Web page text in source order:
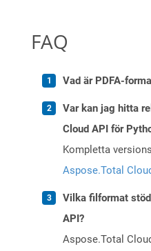
FAQ
Vad är PDFA-
Var kan jag hitta
Cloud API för
Kompletta
Aspose.Total
Vilka filformat
API?
Aspose.Total